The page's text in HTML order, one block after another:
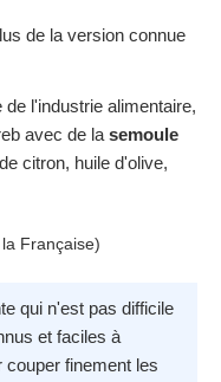
de la version connue
l'industrie alimentaire,
avec de lasemoule
citron, huile d'olive,
qui n'est pas difficile
et faciles à
couper finement les